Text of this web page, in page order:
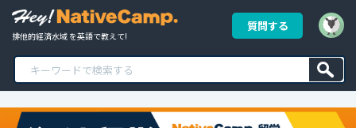
排他的経済水域 を英語で教えて!
質問する